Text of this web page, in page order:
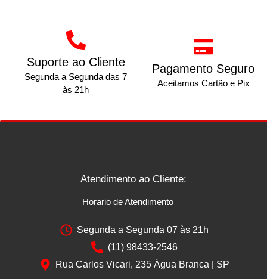
Suporte ao Cliente
Segunda a Segunda das 7
às 21h
Pagamento Seguro
Aceitamos Cartão e Pix
Atendimento ao Cliente:
Horario de Atendimento
Segunda a Segunda 07 às 21h
(11) 98433-2546
Rua Carlos Vicari, 235 Água Branca | SP